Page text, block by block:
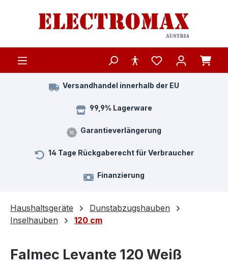
Zum Hauptinhalt springen
Versandhandel innerhalb der EU
99,9% Lagerware
Garantieverlängerung
14 Tage Rückgaberecht für Verbraucher
Finanzierung
Haushaltsgeräte
Dunstabzugshauben
Inselhauben
120 cm
Falmec Levante 120 Weiß